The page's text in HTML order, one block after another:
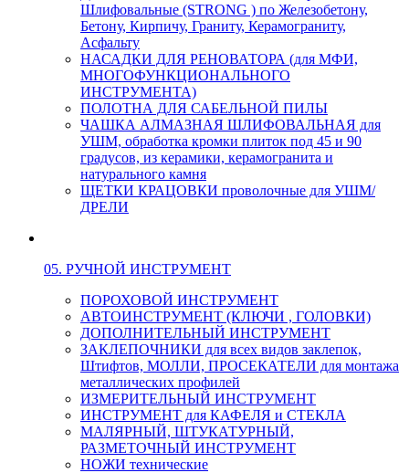
Шлифовальные (STRONG ) по Железобетону,
Бетону, Кирпичу, Граниту, Керамограниту,
Асфальту
НАСАДКИ ДЛЯ РЕНОВАТОРА (для МФИ,
МНОГОФУНКЦИОНАЛЬНОГО
ИНСТРУМЕНТА)
ПОЛОТНА ДЛЯ САБЕЛЬНОЙ ПИЛЫ
ЧАШКА АЛМАЗНАЯ ШЛИФОВАЛЬНАЯ для
УШМ, обработка кромки плиток под 45 и 90
градусов, из керамики, керамогранита и
натурального камня
ЩЕТКИ КРАЦОВКИ проволочные для УШМ/
ДРЕЛИ
05. РУЧНОЙ ИНСТРУМЕНТ
ПОРОХОВОЙ ИНСТРУМЕНТ
АВТОИНСТРУМЕНТ (КЛЮЧИ , ГОЛОВКИ)
ДОПОЛНИТЕЛЬНЫЙ ИНСТРУМЕНТ
ЗАКЛЕПОЧНИКИ для всех видов заклепок,
Штифтов, МОЛЛИ, ПРОСЕКАТЕЛИ для монтажа
металлических профилей
ИЗМЕРИТЕЛЬНЫЙ ИНСТРУМЕНТ
ИНСТРУМЕНТ для КАФЕЛЯ и СТЕКЛА
МАЛЯРНЫЙ, ШТУКАТУРНЫЙ,
РАЗМЕТОЧНЫЙ ИНСТРУМЕНТ
НОЖИ технические